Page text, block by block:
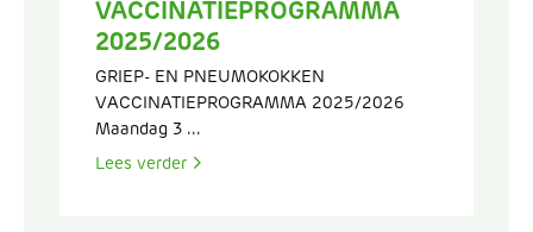
VACCINATIEPROGRAMMA
2025/2026
GRIEP- EN PNEUMOKOKKEN
VACCINATIEPROGRAMMA 2025/2026
Maandag 3 ...
Lees verder